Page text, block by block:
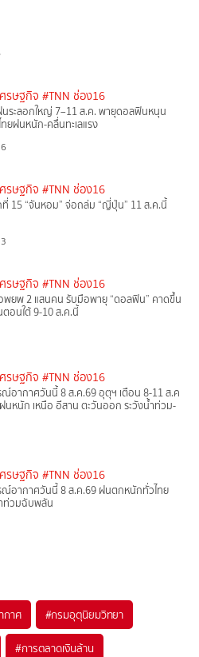
รษฐกิจ #TNN ช่อง16
ระลอกใหญ่ 7–11 ส.ค. พายุดอลฟินหนุน
ทยฝนหนัก-คลื่นทะเลแรง
รษฐกิจ #TNN ช่อง16
15 “จันหอม” จ่อถล่ม “ญี่ปุ่น” 11 ส.ค.นี้
รษฐกิจ #TNN ช่อง16
ยพ 2 แสนคน รับมือพายุ “ดอลฟิน” คาดขึ้น
อนใต้ 9-10 ส.ค.นี้
รษฐกิจ #TNN ช่อง16
อากาศวันนี้ 8 ส.ค.69 อุตุฯ เตือน 8-11 ส.ค
นหนัก เหนือ อีสาน ตะวันออก ระวังน้ำท่วม-
รษฐกิจ #TNN ช่อง16
อากาศวันนี้ 8 ส.ค.69 ฝนตกหนักทั่วไทย
ท่วมฉับพลัน
าศ #กรมอุตุนิยมวิทยา
#การตลาดเงินล้าน